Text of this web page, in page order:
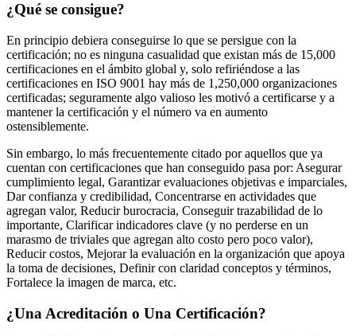
¿Qué se consigue?
En principio debiera conseguirse lo que se persigue con la
certificación; no es ninguna casualidad que existan más de 15,000
certificaciones en el ámbito global y, solo refiriéndose a las
certificaciones en ISO 9001 hay más de 1,250,000 organizaciones
certificadas; seguramente algo valioso les motivó a certificarse y a
mantener la certificación y el número va en aumento
ostensiblemente.
Sin embargo, lo más frecuentemente citado por aquellos que ya
cuentan con certificaciones que han conseguido pasa por: Asegurar
cumplimiento legal, Garantizar evaluaciones objetivas e imparciales,
Dar confianza y credibilidad, Concentrarse en actividades que
agregan valor, Reducir burocracia, Conseguir trazabilidad de lo
importante, Clarificar indicadores clave (y no perderse en un
marasmo de triviales que agregan alto costo pero poco valor),
Reducir costos, Mejorar la evaluación en la organización que apoya
la toma de decisiones, Definir con claridad conceptos y términos,
Fortalece la imagen de marca, etc.
¿Una Acreditación o Una Certificación?